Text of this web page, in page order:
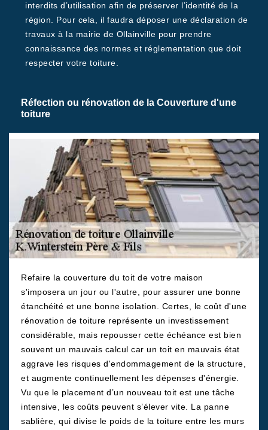
interdits d’utilisation afin de préserver l’identité de la
région. Pour cela, il faudra déposer une déclaration de
travaux à la mairie de Ollainville pour prendre
connaissance des normes et réglementation que doit
respecter votre toiture.
Réfection ou rénovation de la Couverture d'une
toiture
Refaire la couverture du toit de votre maison
s'imposera un jour ou l'autre, pour assurer une bonne
étanchéité et une bonne isolation. Certes, le coût d'une
rénovation de toiture représente un investissement
considérable, mais repousser cette échéance est bien
souvent un mauvais calcul car un toit en mauvais état
aggrave les risques d'endommagement de la structure,
et augmente continuellement les dépenses d'énergie.
Vu que le placement d’un nouveau toit est une tâche
intensive, les coûts peuvent s’élever vite. La panne
sablière, qui divise le poids de la toiture entre les murs